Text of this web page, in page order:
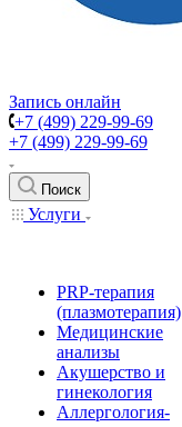
Запись онлайн
+7 (499) 229-99-69
+7 (499) 229-99-69
Поиск
Услуги
PRP-терапия
(плазмотерапия)
Медицинские
анализы
Акушерство и
гинекология
Аллергология-